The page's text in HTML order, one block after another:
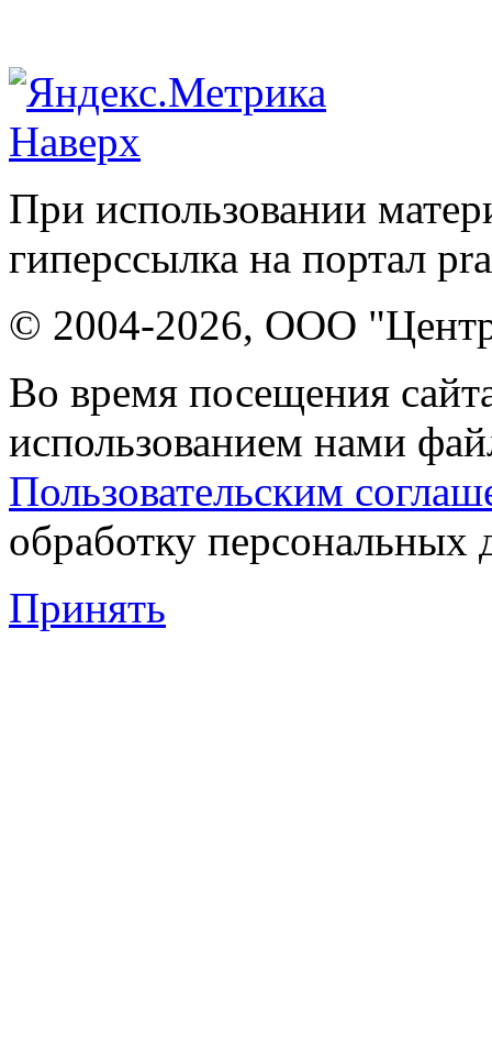
Наверх
При использовании
гиперссылка на портал
© 2004-2026, ООО "Центр
Во время посещения
использованием нами
Пользовательским
обработку персональных
Принять